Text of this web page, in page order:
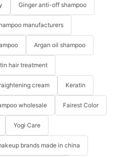
Ginger anti-off shampoo
manufacturers
Argan oil shampoo
hair treatment
cream Keratin
wholesale Fairest Color
Yogi Care
brands made in china